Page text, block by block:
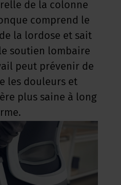
de la colonne
comprend le
la lordose et sait
soutien lombaire
peut prévenir de
les douleurs et
plus saine à long